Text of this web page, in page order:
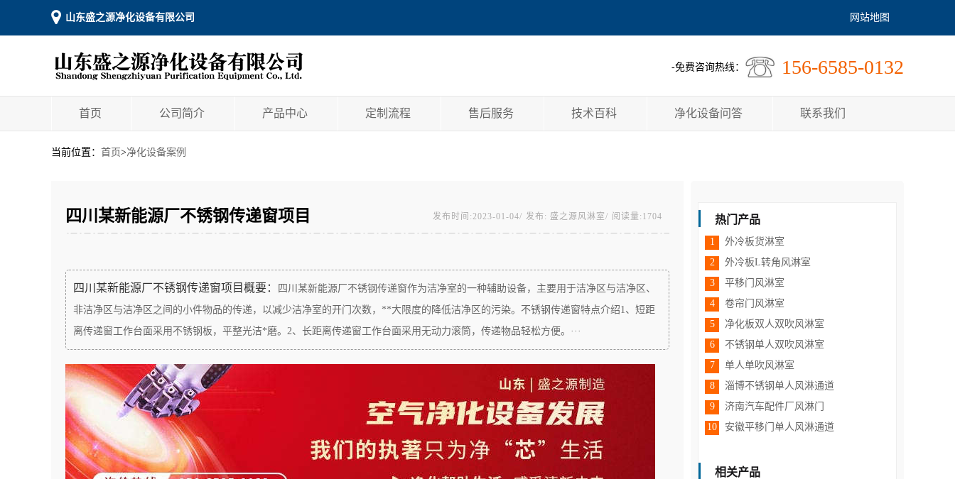
山东盛之源净化设备有限公司 网站地图
-免费咨询热线： 156-6585-0132
首页 公司简介 产品中心 定制流程 售后服务 技术百科 净化设备问答 联系我们
当前位置： 首页>净化设备案例
四川某新能源厂不锈钢传递窗项目 阅读量:1704
发布: 盛之源风淋室/
发布时间:2023-01-04/
四川某新能源厂不锈钢传递窗项目概要：
四川某新能源厂不锈钢传递窗作为洁净室的一种辅助设备，主要用于洁净区与洁净区、
非洁净区与洁净区之间的小件物品的传递，以减少洁净室的开门次数，**大限度的降低洁净区的污染。不锈钢传递窗特点介绍1、短距
离传递窗工作台面采用不锈钢板，平整光洁*磨。2、长距离传递窗工作台面采用无动力滚筒，传递物品轻松方便。···
热门产品
1
外冷板货淋室
2
外冷板L转角风淋室
3
平移门风淋室
4
卷帘门风淋室
5
净化板双人双吹风淋室
6
不锈钢单人双吹风淋室
7
单人单吹风淋室
8
淄博不锈钢单人风淋通道
9
济南汽车配件厂风淋门
10
安徽平移门单人风淋通道
相关产品